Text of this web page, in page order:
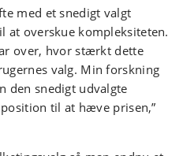
med et snedigt valgt
at overskue kompleksiteten.
over, hvor stærkt dette
valg. Min forskning
den snedigt udvalgte
til at hæve prisen,”